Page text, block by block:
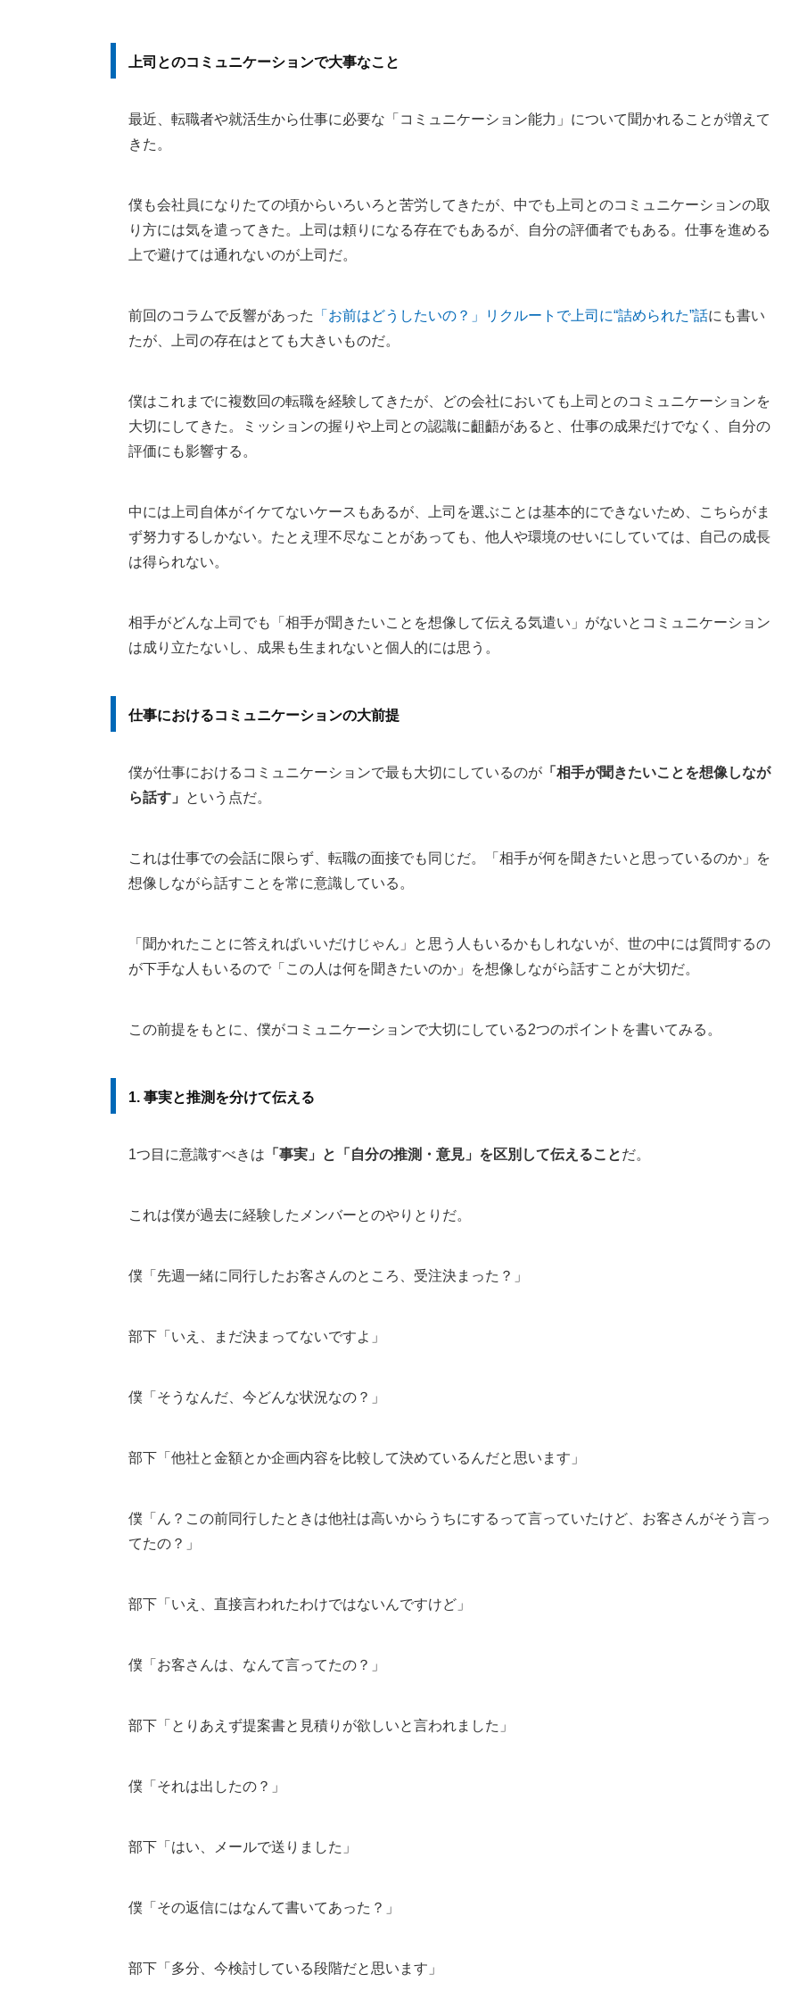
上司とのコミュニケーションで大事なこと
最近、転職者や就活生から仕事に必要な「コミュニケーション能力」について聞かれることが増えて
きた。
僕も会社員になりたての頃からいろいろと苦労してきたが、中でも上司とのコミュニケーションの取
り方には気を遣ってきた。上司は頼りになる存在でもあるが、自分の評価者でもある。仕事を進める
上で避けては通れないのが上司だ。
前回のコラムで反響があった 「お前はどうしたいの？」リクルートで上司に“詰められた”話にも書い
たが、上司の存在はとても大きいものだ。
僕はこれまでに複数回の転職を経験してきたが、どの会社においても上司とのコミュニケーションを
大切にしてきた。ミッションの握りや上司との認識に齟齬があると、仕事の成果だけでなく、自分の
評価にも影響する。
中には上司自体がイケてないケースもあるが、上司を選ぶことは基本的にできないため、こちらがま
ず努力するしかない。たとえ理不尽なことがあっても、他人や環境のせいにしていては、自己の成長
は得られない。
相手がどんな上司でも「相手が聞きたいことを想像して伝える気遣い」がないとコミュニケーション
は成り立たないし、成果も生まれないと個人的には思う。
仕事におけるコミュニケーションの大前提
僕が仕事におけるコミュニケーションで最も大切にしているのが 「相手が聞きたいことを想像しなが
ら話す」
という点だ。
これは仕事での会話に限らず、転職の面接でも同じだ。「相手が何を聞きたいと思っているのか」を
想像しながら話すことを常に意識している。
「聞かれたことに答えればいいだけじゃん」と思う人もいるかもしれないが、世の中には質問するの
が下手な人もいるので「この人は何を聞きたいのか」を想像しながら話すことが大切だ。
この前提をもとに、僕がコミュニケーションで大切にしている2つのポイントを書いてみる。
1. 事実と推測を分けて伝える
1つ目に意識すべきは 「事実」と「自分の推測・意見」を区別して伝えることだ。
これは僕が過去に経験したメンバーとのやりとりだ。
僕「先週一緒に同行したお客さんのところ、受注決まった？」
部下「いえ、まだ決まってないですよ」
僕「そうなんだ、今どんな状況なの？」
部下「他社と金額とか企画内容を比較して決めているんだと思います」
僕「ん？この前同行したときは他社は高いからうちにするって言っていたけど、お客さんがそう言っ
てたの？」
部下「いえ、直接言われたわけではないんですけど」
僕「お客さんは、なんて言ってたの？」
部下「とりあえず提案書と見積りが欲しいと言われました」
僕「それは出したの？」
部下「はい、メールで送りました」
僕「その返信にはなんて書いてあった？」
部下「多分、今検討している段階だと思います」